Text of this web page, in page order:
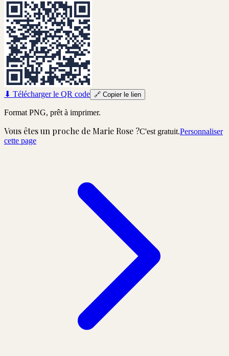
⬇ Télécharger le QR code 🔗 Copier le lien
Format PNG, prêt à imprimer.
Vous êtes un proche de Marie Rose ?C'est gratuit.Personnaliser
cette page